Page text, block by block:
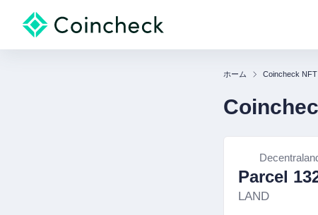
ホーム Coincheck NFT
Parcel
LAND